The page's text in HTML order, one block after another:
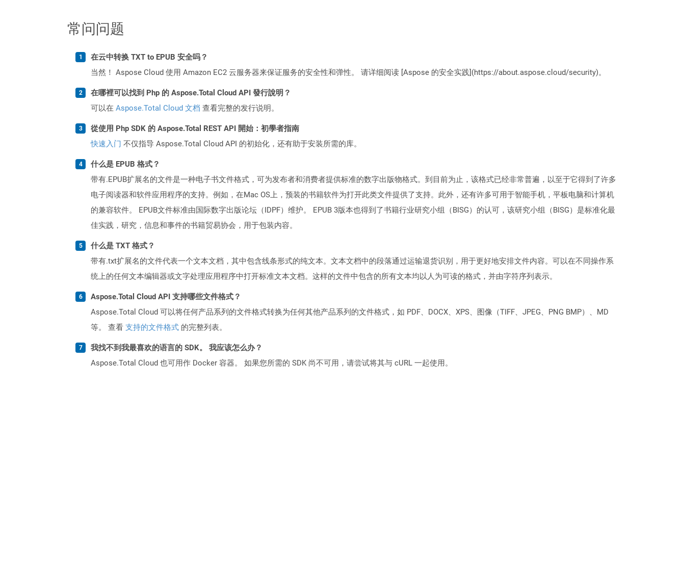
常问问题
在云中转换 TXT to EPUB 安全吗？
当然！ Aspose Cloud 使用 Amazon EC2 云服务器来保证服务的安全性和弹性。 请详细阅读 [Aspose 的安全实践](https://about.aspose.cloud/security)。
在哪裡可以找到 Php 的 Aspose.Total Cloud API 發行說明？
可以在 Aspose.Total Cloud 文档 查看完整的发行说明。
從使用 Php SDK 的 Aspose.Total REST API 開始：初學者指南
快速入门 不仅指导 Aspose.Total Cloud API 的初始化，还有助于安装所需的库。
什么是 EPUB 格式？
带有.EPUB扩展名的文件是一种电子书文件格式，可为发布者和消费者提供标准的数字出版物格式。到目前为止，该格式已经非常普遍，以至于它得到了许多
电子阅读器和软件应用程序的支持。例如，在Mac OS上，预装的书籍软件为打开此类文件提供了支持。此外，还有许多可用于智能手机，平板电脑和计算机
的兼容软件。 EPUB文件标准由国际数字出版论坛（IDPF）维护。 EPUB 3版本也得到了书籍行业研究小组（BISG）的认可，该研究小组（BISG）是标准化最
佳实践，研究，信息和事件的书籍贸易协会，用于包装内容。
什么是 TXT 格式？
带有.txt扩展名的文件代表一个文本文档，其中包含线条形式的纯文本。文本文档中的段落通过运输退货识别，用于更好地安排文件内容。可以在不同操作系
统上的任何文本编辑器或文字处理应用程序中打开标准文本文档。这样的文件中包含的所有文本均以人为可读的格式，并由字符序列表示。
Aspose.Total Cloud API 支持哪些文件格式？
Aspose.Total Cloud 可以将任何产品系列的文件格式转换为任何其他产品系列的文件格式，如 PDF、DOCX、XPS、图像（TIFF、JPEG、PNG BMP）、MD
等。 查看 支持的文件格式 的完整列表。
我找不到我最喜欢的语言的 SDK。 我应该怎么办？
Aspose.Total Cloud 也可用作 Docker 容器。 如果您所需的 SDK 尚不可用，请尝试将其与 cURL 一起使用。